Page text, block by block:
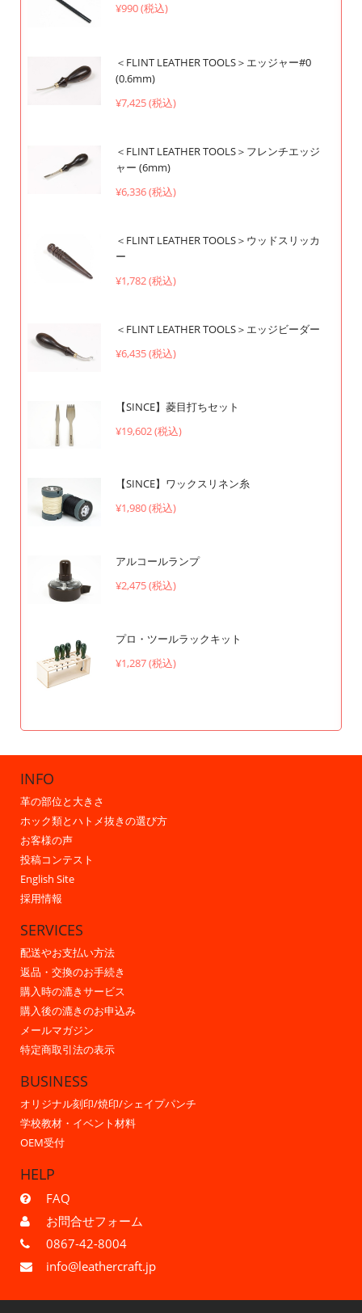
¥990 (税込)
＜FLINT LEATHER TOOLS＞エッジャー#0
(0.6mm)
¥7,425 (税込)
＜FLINT LEATHER TOOLS＞フレンチエッジ
ャー (6mm)
¥6,336 (税込)
＜FLINT LEATHER TOOLS＞ウッドスリッカ
ー
¥1,782 (税込)
＜FLINT LEATHER TOOLS＞エッジビーダー
¥6,435 (税込)
【SINCE】菱目打ちセット
¥19,602 (税込)
【SINCE】ワックスリネン糸
¥1,980 (税込)
アルコールランプ
¥2,475 (税込)
プロ・ツールラックキット
¥1,287 (税込)
INFO
革の部位と大きさ
ホック類とハトメ抜きの選び方
お客様の声
投稿コンテスト
English Site
採用情報
SERVICES
配送やお支払い方法
返品・交換のお手続き
購入時の漉きサービス
購入後の漉きのお申込み
メールマガジン
特定商取引法の表示
BUSINESS
オリジナル刻印/焼印/シェイプパンチ
学校教材・イベント材料
OEM受付
HELP
FAQ
お問合せフォーム
0867-42-8004
info@leathercraft.jp